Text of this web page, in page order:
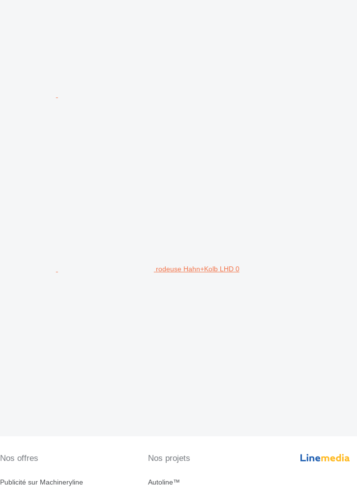
rodeuse Hahn+Kolb LHD 0
Nos offres
Publicité sur Machineryline
Nos projets
Autoline™